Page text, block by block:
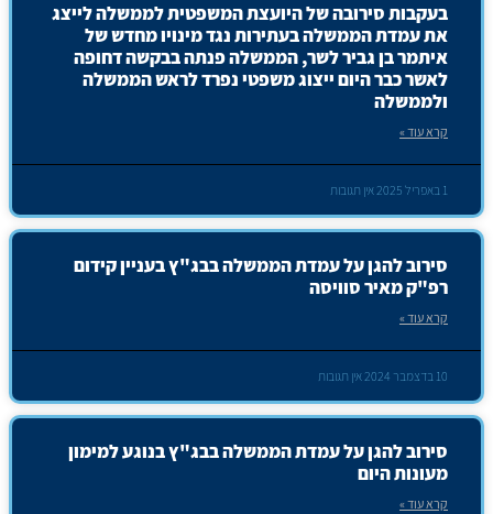
בעקבות סירובה של היועצת המשפטית לממשלה לייצג
את עמדת הממשלה בעתירות נגד מינויו מחדש של
איתמר בן גביר לשר, הממשלה פנתה בבקשה דחופה
לאשר כבר היום ייצוג משפטי נפרד לראש הממשלה
ולממשלה
קרא עוד »
1 באפריל 2025 אין תגובות
סירוב להגן על עמדת הממשלה בבג"ץ בעניין קידום
רפ"ק מאיר סוויסה
קרא עוד »
10 בדצמבר 2024 אין תגובות
סירוב להגן על עמדת הממשלה בבג"ץ בנוגע למימון
מעונות היום
קרא עוד »